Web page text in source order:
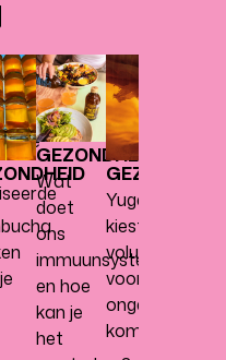
GEZONDHEID
Wat
doet
ons
immuunsysteem
en hoe
kan je
het
GEZONDHEID
Yugen
kiest
voluit
voor
kombucha